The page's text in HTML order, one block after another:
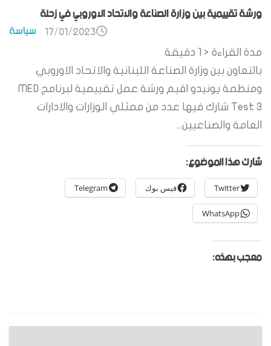
ورشة تقييمية بين وزارة الصناعة والاتحاد الاوروبي في زحلة
سياسة 17/01/2023
مدة القراءة < 1
دقيقة
بالتعاون بين وزارة الصناعة اللبنانية والاتحاد الاوروبي
ومنظمة يونيدو اقيم ورشة عمل تقييمية لبرنامج MED
Test 3 شارك فيها عدد من ممثلي الوزارات والادارات
العامة والصناعيين...
شارك هذا الموضوع:
Twitter فيس بوك Telegram
WhatsApp
معجب بهذه: